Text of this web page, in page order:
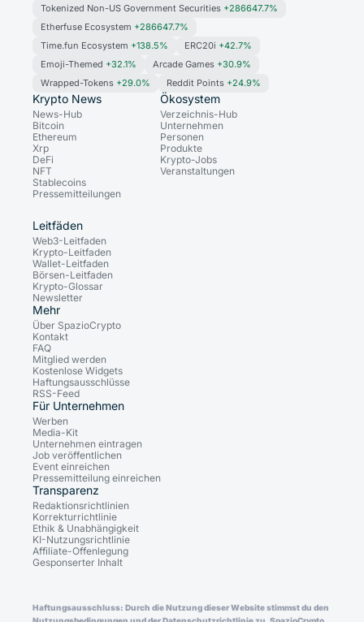
Tokenized Non-US Government Securities +286647.7%
Etherfuse Ecosystem +286647.7%
Time.fun Ecosystem +138.5% ERC20i +42.7%
Emoji-Themed +32.1% Arcade Games +30.9%
Wrapped-Tokens +29.0% Reddit Points +24.9%
Krypto News
News-Hub
Bitcoin
Ethereum
Xrp
DeFi
NFT
Stablecoins
Pressemitteilungen
Ökosystem
Verzeichnis-Hub
Unternehmen
Personen
Produkte
Krypto-Jobs
Veranstaltungen
Leitfäden
Web3-Leitfaden
Krypto-Leitfaden
Wallet-Leitfaden
Börsen-Leitfaden
Krypto-Glossar
Newsletter
Mehr
Über SpazioCrypto
Kontakt
FAQ
Mitglied werden
Kostenlose Widgets
Haftungsausschlüsse
RSS-Feed
Für Unternehmen
Werben
Media-Kit
Unternehmen eintragen
Job veröffentlichen
Event einreichen
Pressemitteilung einreichen
Transparenz
Redaktionsrichtlinien
Korrekturrichtlinie
Ethik & Unabhängigkeit
KI-Nutzungsrichtlinie
Affiliate-Offenlegung
Gesponserter Inhalt
Haftungsausschluss: Durch die Nutzung dieser Website stimmst du den
Nutzungsbedingungen und der Datenschutzrichtlinie zu. SpazioCrypto